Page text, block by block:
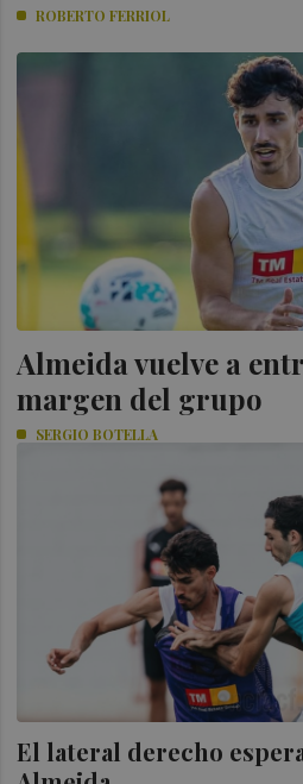
ROBERTO FERRIOL
Almeida vuelve a
margen del grupo
SERGIO BOTELLA
El lateral derecho